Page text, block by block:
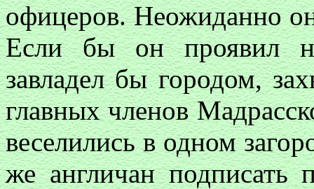
офицеров. Неожиданно
Если бы он проявил
завладел бы городом,
главных членов
веселились в одном
же англичан подписать